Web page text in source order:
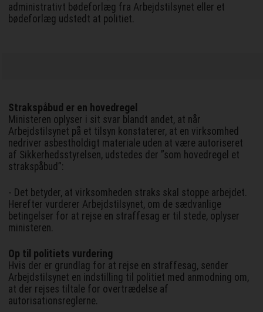
administrativt bødeforlæg fra Arbejdstilsynet eller et
bødeforlæg udstedt at politiet.
Strakspåbud er en hovedregel
Ministeren oplyser i sit svar blandt andet, at når
Arbejdstilsynet på et tilsyn konstaterer, at en virksomhed
nedriver asbestholdigt materiale uden at være autoriseret
af Sikkerhedsstyrelsen, udstedes der ”som hovedregel et
strakspåbud”:
- Det betyder, at virksomheden straks skal stoppe arbejdet.
Herefter vurderer Arbejdstilsynet, om de sædvanlige
betingelser for at rejse en straffesag er til stede, oplyser
ministeren.
Op til politiets vurdering
Hvis der er grundlag for at rejse en straffesag, sender
Arbejdstilsynet en indstilling til politiet med anmodning om,
at der rejses tiltale for overtrædelse af
autorisationsreglerne.